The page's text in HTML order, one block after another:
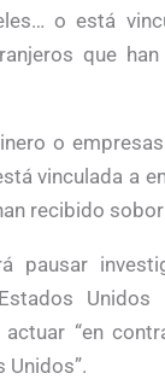
o está
que
o
vinculada a
recibido
pausar
“en
Unidos”.